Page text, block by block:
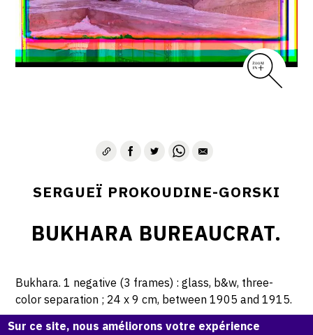
SERGUEÏ PROKOUDINE-GORSKI
BUKHARA BUREAUCRAT.
Bukhara. 1 negative (3 frames) : glass, b&w, three-
color separation ; 24 x 9 cm, between 1905 and 1915.
Sur ce site, nous améliorons votre expérience